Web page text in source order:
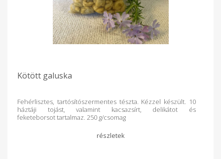
Kötött galuska
Fehérlisztes, tartósítószermentes tészta. Kézzel készült. 10
háztáji tojást, valamint kacsazsírt, delikátot és
feketeborsot tartalmaz. 250 g/csomag